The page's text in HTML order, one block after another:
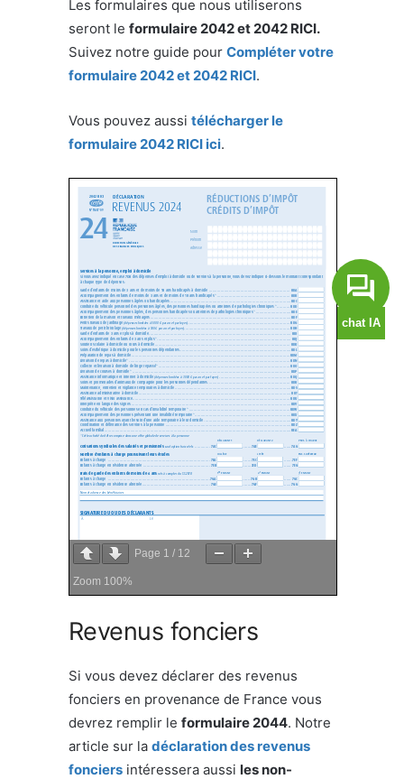
Les formulaires que nous utiliserons
seront le formulaire 2042 et 2042 RICI.
Suivez notre guide pour Compléter votre
formulaire 2042 et 2042 RICI.
Vous pouvez aussi télécharger le
formulaire 2042 RICI ici.
Page 1 / 12
Zoom 100%
Revenus fonciers
Si vous devez déclarer des revenus
fonciers en provenance de France vous
devrez remplir le formulaire 2044. Notre
article sur la déclaration des revenus
fonciers intéressera aussi les non-